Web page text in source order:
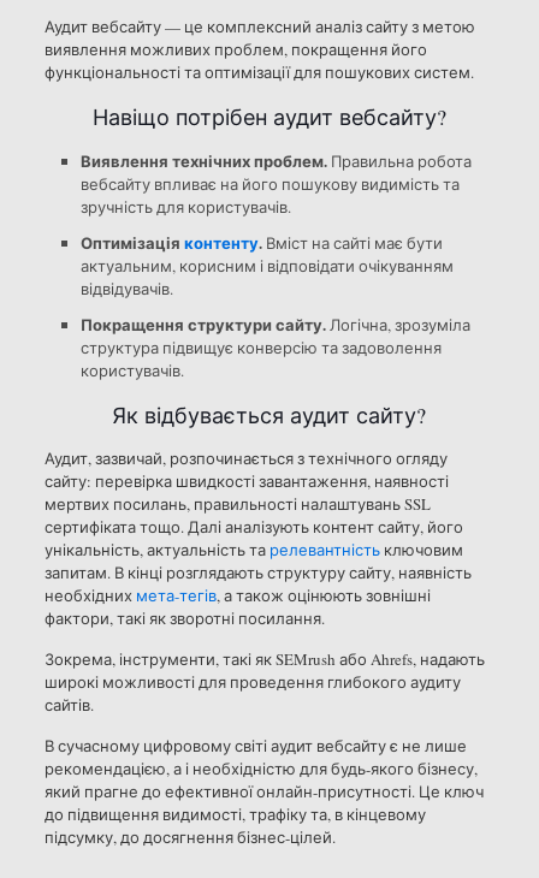
Аудит вебсайту — це комплексний аналіз сайту з метою
виявлення можливих проблем, покращення його
функціональності та оптимізації для пошукових систем.
Навіщо потрібен аудит вебсайту?
Виявлення технічних проблем.Правильна робота
вебсайту впливає на його пошукову видимість та
зручність для користувачів.
Оптимізація контенту.Вміст на сайті має бути
актуальним, корисним і відповідати очікуванням
відвідувачів.
Покращення структури сайту.Логічна, зрозуміла
структура підвищує конверсію та задоволення
користувачів.
Як відбувається аудит сайту?
Аудит, зазвичай, розпочинається з технічного огляду
сайту: перевірка швидкості завантаження, наявності
мертвих посилань, правильності налаштувань SSL
сертифіката тощо. Далі аналізують контент сайту, його
унікальність, актуальність та релевантністьключовим
запитам. В кінці розглядають структуру сайту, наявність
необхідних мета-тегів, а також оцінюють зовнішні
фактори, такі як зворотні посилання.
Зокрема, інструменти, такі як SEMrush або Ahrefs, надають
широкі можливості для проведення глибокого аудиту
сайтів.
В сучасному цифровому світі аудит вебсайту є не лише
рекомендацією, а і необхідністю для будь-якого бізнесу,
який прагне до ефективної онлайн-присутності. Це ключ
до підвищення видимості, трафіку та, в кінцевому
підсумку, до досягнення бізнес-цілей.